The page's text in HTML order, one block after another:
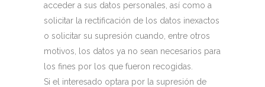
acceder a sus datos personales, así como a
solicitar la rectificación de los datos inexactos
o solicitar su supresión cuando, entre otros
motivos, los datos ya no sean necesarios para
los fines por los que fueron recogidas.
Si el interesado optara por la supresión de